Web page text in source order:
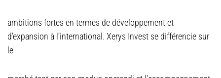
ambitions fortes en termes de développement et
d’expansion à l’international. Xerys Invest se différencie sur
le